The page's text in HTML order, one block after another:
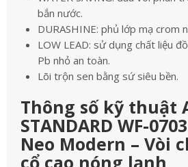
bắn nước.
DURASHINE: phủ lớp mạ crom
LOW LEAD: sử dụng chất liệu
Pb nhỏ an toàn.
Lõi trộn sen bằng sứ siêu bền.
Thông số kỹ thuật
STANDARD WF-
Neo Modern – Vòi
cổ cao nóng lạnh